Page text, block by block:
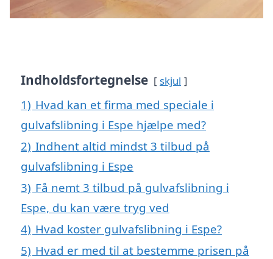
Indholdsfortegnelse skjul
1) Hvad kan et firma med speciale i
gulvafslibning i Espe hjælpe med?
2) Indhent altid mindst 3 tilbud på
gulvafslibning i Espe
3) Få nemt 3 tilbud på gulvafslibning i
Espe, du kan være tryg ved
4) Hvad koster gulvafslibning i Espe?
5) Hvad er med til at bestemme prisen på